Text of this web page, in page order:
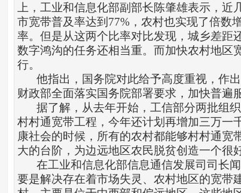
上，工业和信息化部副部长陈肇雄表示，近
市宽带普及率达到 77% ，农村也实现了倍数
率。但是从这两个比率对比发现，城乡差距
数字鸿沟的任务还相当重。而加快农村地区
行。
他指出，国务院对此给予高度重视，作
财政部全面落实国务院部署要求，加快普遍
据了解，从去年开始， 工信部分两批组
村村通宽带工程，今年还计划再增加三万一
康社会的时候，所有的农村都能够村村通宽
大的台阶，为边远地区农民脱贫创造一个很
在工业和信息化部信息通信发展司司长闻
要是解决存在着市场失灵、农村地区的宽带